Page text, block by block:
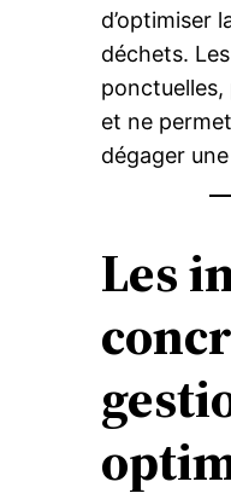
d’optimiser
déchets.
ponctuelles,
et ne
dégager
Les